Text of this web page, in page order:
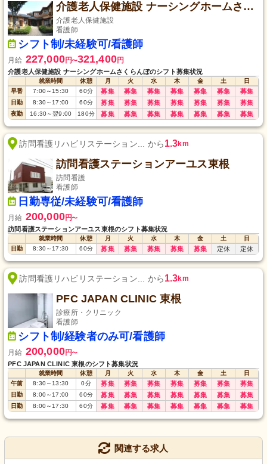
介護老人保健施設 ナーシングホームさくらんぼ
介護老人保健施設
看護師
シフト制/未経験可/看護師
月給 227,000円〜321,400円
介護老人保健施設 ナーシングホームさくらんぼのシフト募集状況
就業時間 休憩 月 火 水 木 金 土
日
早番
7:00～15:30 60分 募集 募集 募集 募集 募集 募集 募集
日勤 8:30～17:00 60分 募集 募集 募集 募集 募集 募集 募集
夜勤 16:30～翌9:00 180分 募集 募集 募集 募集 募集 募集 募集
訪問看護リハビリステーション... から1.3km
訪問看護ステーションアーユス東根
訪問看護
看護師
日勤専従/未経験可/看護師
月給 200,000円〜
訪問看護ステーションアーユス東根のシフト募集状況
就業時間 休憩 月 火 水 木 金 土
日
日勤
8:30～17:30 60分 募集 募集 募集 募集 募集 定休 定休
訪問看護リハビリステーション... から1.3km
PFC JAPAN CLINIC 東根
診療所・クリニック
看護師
シフト制/経験者のみ可/看護師
月給 200,000円〜
PFC JAPAN CLINIC 東根のシフト募集状況
就業時間 休憩 月 火 水 木 金 土
日
午前
8:30～13:30 0分 募集 募集 募集 募集 募集 募集 募集
日勤 8:00～17:00 60分 募集 募集 募集 募集 募集 募集 募集
日勤 8:00～17:30 60分 募集 募集 募集 募集 募集 募集 募集
関連する求人